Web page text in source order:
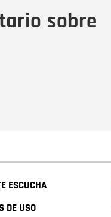
sobre
ESCUCHA
DE USO